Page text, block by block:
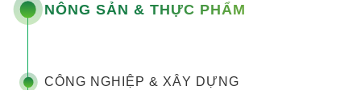
NÔNG SẢN & THỰC PHẨM
CÔNG NGHIỆP & XÂY DỰNG